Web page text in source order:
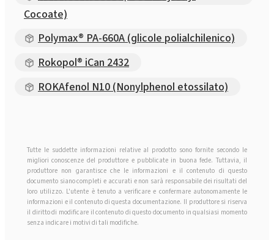
Cocoate)
Polymax® PA-660A (glicole polialchilenico)
Rokopol® iCan 2432
ROKAfenol N10 (Nonylphenol etossilato)
Tutte le suddette informazioni relative al prodotto sono fornite secondo le
migliori conoscenze del produttore e pubblicate in buona fede. Tuttavia, il
produttore non garantisce che le informazioni e il contenuto di questo
documento siano completi e accurati e non sarà responsabile dei risultati del
loro utilizzo. L'utente è tenuto a verificare e confermare autonomamente le
informazioni e il contenuto di questa documentazione. Il produttore si riserva
il diritto di modificare il contenuto di questo documento in qualsiasi momento
senza indicare i motivi di tali modifiche.